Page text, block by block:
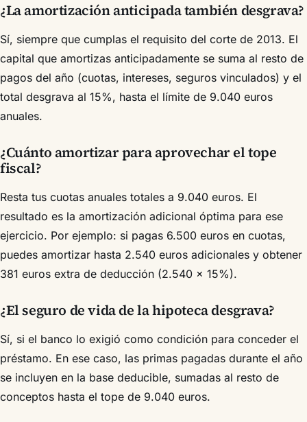
¿La amortización anticipada también desgrava?
Sí, siempre que cumplas el requisito del corte de 2013. El
capital que amortizas anticipadamente se suma al resto de
pagos del año (cuotas, intereses, seguros vinculados) y el
total desgrava al 15%, hasta el límite de 9.040 euros
anuales.
¿Cuánto amortizar para aprovechar el tope
fiscal?
Resta tus cuotas anuales totales a 9.040 euros. El
resultado es la amortización adicional óptima para ese
ejercicio. Por ejemplo: si pagas 6.500 euros en cuotas,
puedes amortizar hasta 2.540 euros adicionales y obtener
381 euros extra de deducción (2.540 × 15%).
¿El seguro de vida de la hipoteca desgrava?
Sí, si el banco lo exigió como condición para conceder el
préstamo. En ese caso, las primas pagadas durante el año
se incluyen en la base deducible, sumadas al resto de
conceptos hasta el tope de 9.040 euros.